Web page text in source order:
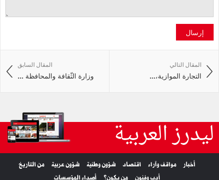
إرسال
المقال السابق
وزارة الثّقافة والمحافظة ...
المقال التالي
التجارة‭ ‬الموازية،‭ ...
ليدرز العربية
أخبار مواقف وآراء اقتصاد شؤون وطنية شؤون عربية
من التاريخ
أدب وفنون
من يكون؟ أصداء المؤسسات